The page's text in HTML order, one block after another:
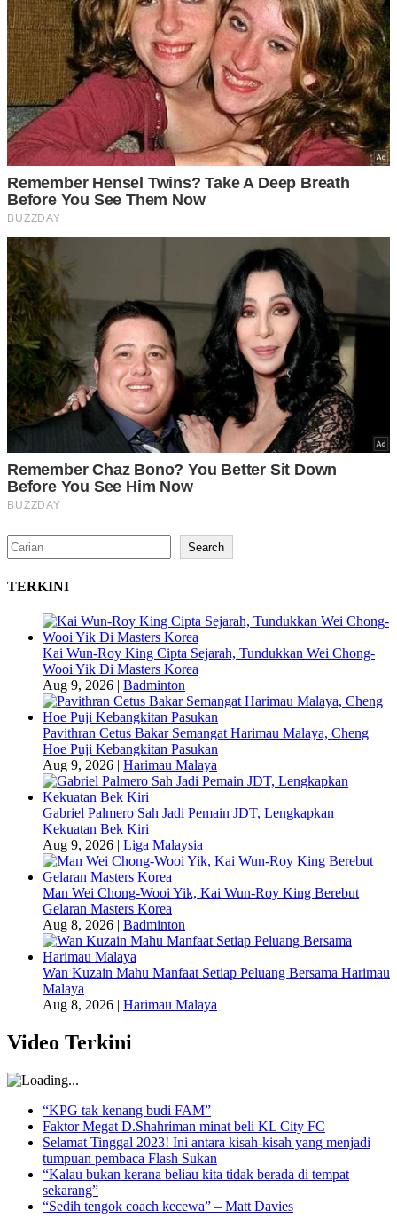
Search Search
TERKINI
Kai Wun-Roy King Cipta Sejarah, Tundukkan Wei Chong-
Wooi Yik Di Masters Korea
Aug 9, 2026 | Badminton
Pavithran Cetus Bakar Semangat Harimau Malaya, Cheng
Hoe Puji Kebangkitan Pasukan
Aug 9, 2026 | Harimau Malaya
Gabriel Palmero Sah Jadi Pemain JDT, Lengkapkan
Kekuatan Bek Kiri
Aug 9, 2026 | Liga Malaysia
Man Wei Chong-Wooi Yik, Kai Wun-Roy King Berebut
Gelaran Masters Korea
Aug 8, 2026 | Badminton
Wan Kuzain Mahu Manfaat Setiap Peluang Bersama Harimau
Malaya
Aug 8, 2026 | Harimau Malaya
Video Terkini
“KPG tak kenang budi FAM”
Faktor Megat D.Shahriman minat beli KL City FC
Selamat Tinggal 2023! Ini antara kisah-kisah yang menjadi
tumpuan pembaca Flash Sukan
“Kalau bukan kerana beliau kita tidak berada di tempat
sekarang”
“Sedih tengok coach kecewa” – Matt Davies